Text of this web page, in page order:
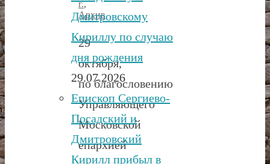
г.,
Архив
29
октября,
по благословению
Управляющего
Московской
епархией
Дмитровскому
Кириллу по случаю
дня рождения
29.07.2026
Епископ Сергиево-
Посадский и
Дмитровский
Кирилл прибыл в